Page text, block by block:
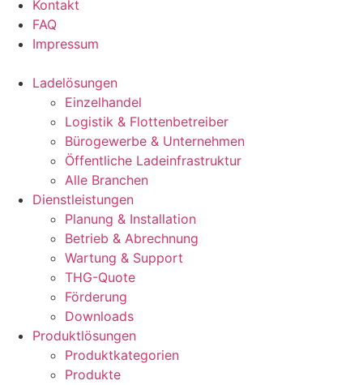
Kontakt
FAQ
Impressum
Ladelösungen
Einzelhandel
Logistik & Flottenbetreiber​
Bürogewerbe & Unternehmen​
Öffentliche Ladeinfrastruktur​
Alle Branchen
Dienstleistungen
Planung & Installation
Betrieb & Abrechnung
Wartung & Support
THG-Quote
Förderung
Downloads
Produktlösungen
Produktkategorien
Produkte